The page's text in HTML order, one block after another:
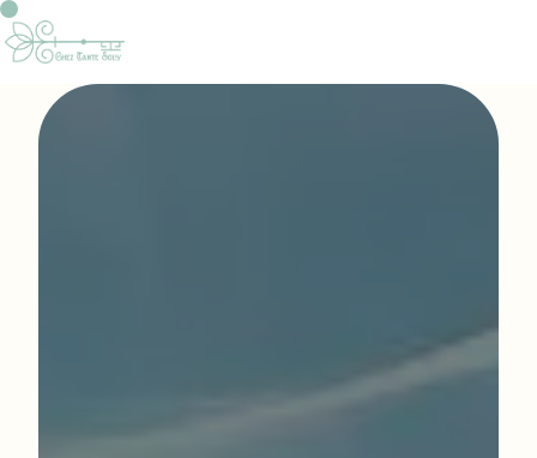
Panneau de gestion des cookies